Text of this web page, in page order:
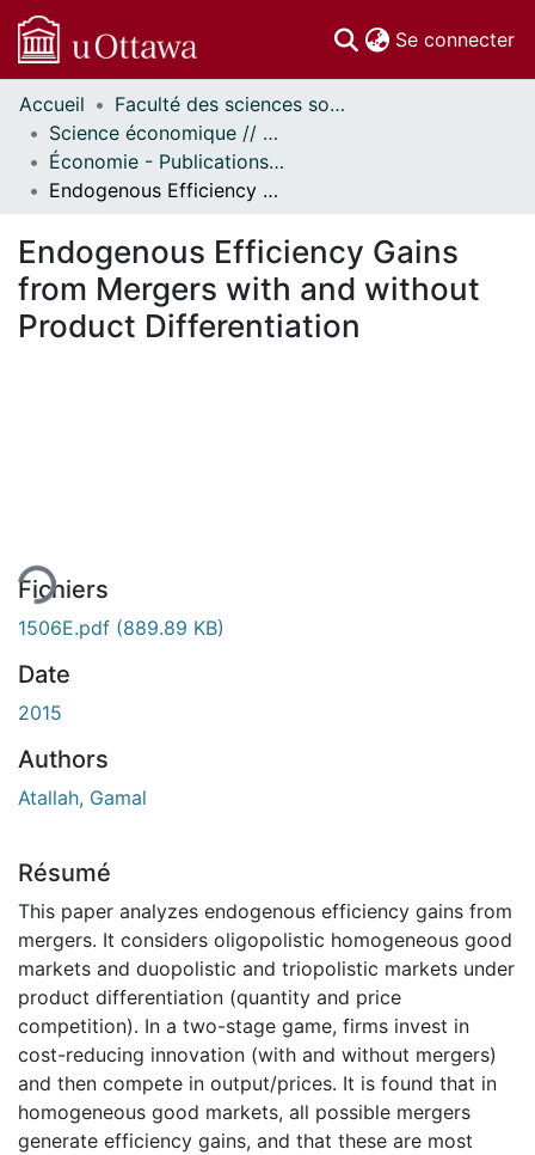
Se connecter
Communautés
et collections
Parcourir
Statistiques
À propos
Accueil
Faculté des sciences sociales // Faculty of Social Sciences
Science économique // Economics
Économie - Publications // Economics - Working Papers
Endogenous Efficiency Gains from Mergers with and without Product Differentiation
Endogenous Efficiency Gains
from Mergers with and without
Product Differentiation
Fichiers
1506E.pdf (889.89 KB)
Date
2015
Authors
Atallah, Gamal
Résumé
This paper analyzes endogenous efficiency gains from
mergers. It considers oligopolistic homogeneous good
markets and duopolistic and triopolistic markets under
product differentiation (quantity and price
competition). In a two-stage game, firms invest in
cost-reducing innovation (with and without mergers)
and then compete in output/prices. It is found that in
homogeneous good markets, all possible mergers
generate efficiency gains, and that these are most